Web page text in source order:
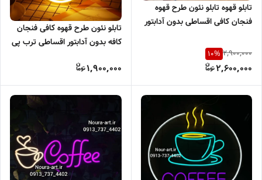
تابلو قهوه تابلو نئون طرح قهوه
فنجان کافی اقساطی بدون آدابتور
2,900,000
10%
2,600,000
تابلو نئون طرح قهوه کافی فنجان
کافه بدون آدابتور اقساطی ترب پی
1,900,000